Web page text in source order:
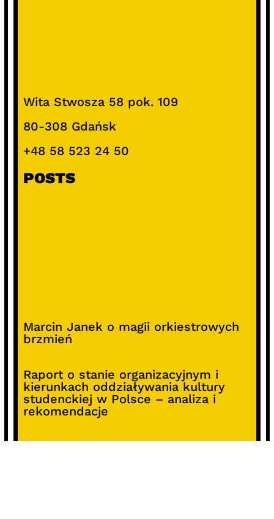
Wita Stwosza 58 pok. 109
80-308 Gdańsk
+48 58 523 24 50
POSTS
Marcin Janek o magii orkiestrowych
brzmień
Raport o stanie organizacyjnym i
kierunkach oddziaływania kultury
studenckiej w Polsce – analiza i
rekomendacje